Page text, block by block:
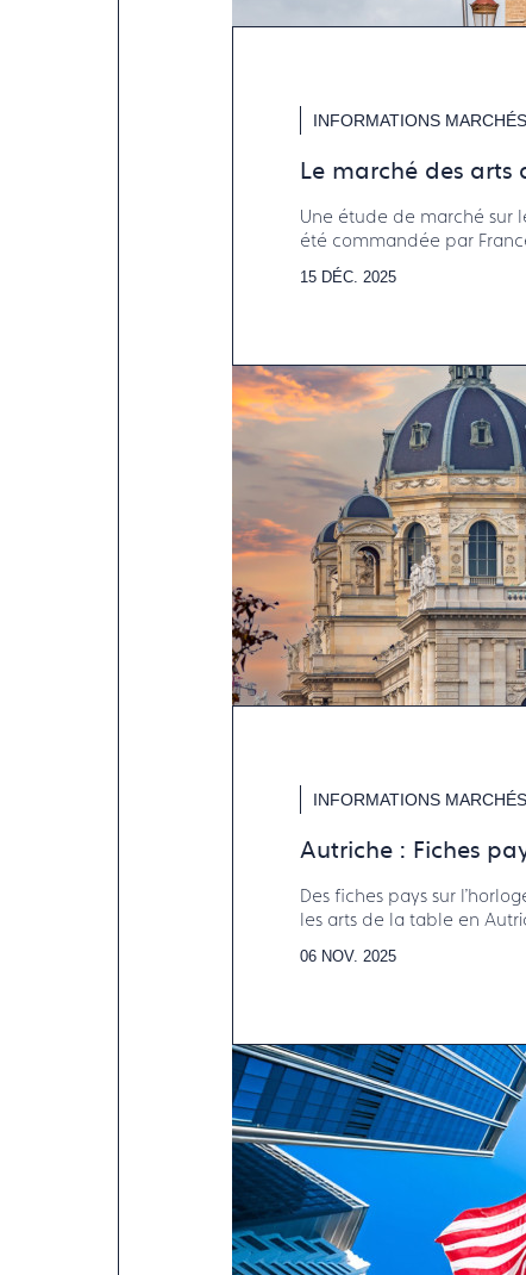
INFORMATIONS MARCHÉS
Le marché des
Une étude de marché sur
été commandée par
15 DÉC. 2025
INFORMATIONS MARCHÉS
Autriche : Fiches
Des fiches pays sur
les arts de la table en
06 NOV. 2025